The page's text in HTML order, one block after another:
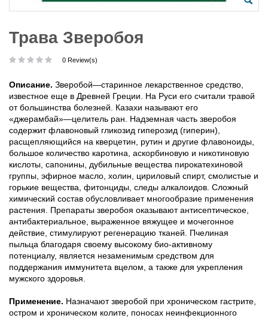
Трава Зверобоя
0 Review(s)
Описание. Зверобой—старинное лекарственное средство,
известное еще в Древней Греции. На Руси его считали травой
от большинства болезней. Казахи называют его
«джерамбай»—целитель ран. Надземная часть зверобоя
содержит флавоновый гликозид гиперозид (гиперин),
расщепляющийся на кверцетин, рутин и другие флавоноиды,
большое количество каротина, аскорбиновую и никотиновую
кислоты, сапонины, дубильные вещества пирокатехиновой
группы, эфирное масло, холин, цириловый спирт, смолистые и
горькие вещества, фитонциды, следы алкалоидов. Сложный
химический состав обусловливает многообразие применения
растения. Препараты зверобоя оказывают антисептическое,
антибактериальное, выраженное вяжущее и мочегонное
действие, стимулируют регенерацию тканей. Пчелиная
пыльца благодаря своему высокому био-активному
потенциалу, является незаменимым средством для
поддержания иммунитета вцелом, а также для укрепления
мужского здоровья.
Применение. Назначают зверобой при хроническом гастрите,
остром и хроническом колите, поносах неинфекционного